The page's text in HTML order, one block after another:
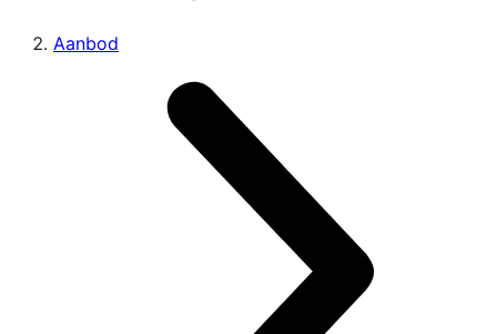
Aanbod